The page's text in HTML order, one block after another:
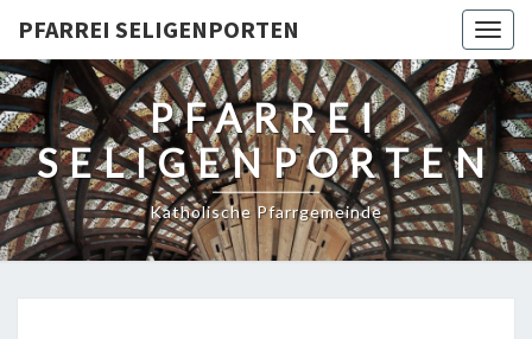
PFARREI SELIGENPORTEN
PFARREI
SELIGENPORTEN
Katholische Pfarrgemeinde